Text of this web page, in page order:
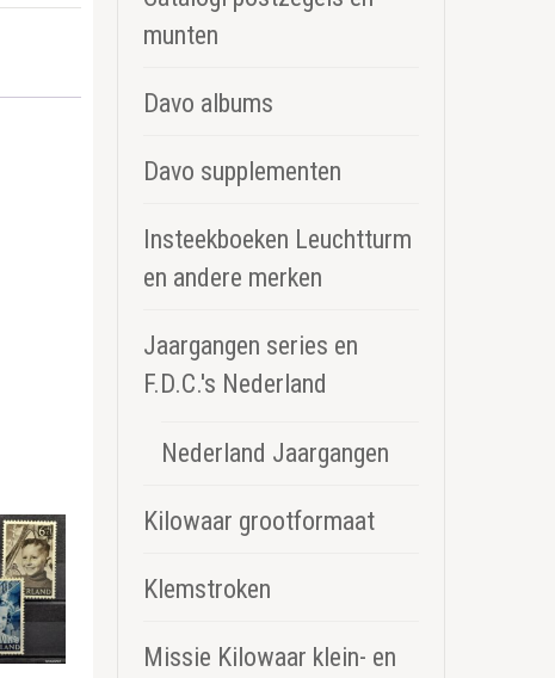
munten
Davo albums
Davo supplementen
Insteekboeken Leuchtturm
en andere merken
Jaargangen series en
F.D.C.'s Nederland
Nederland Jaargangen
Kilowaar grootformaat
Klemstroken
Missie Kilowaar klein- en